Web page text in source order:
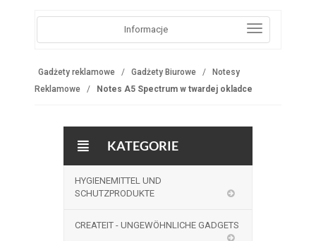
Informacje
Gadżety reklamowe Gadżety Biurowe
Notesy
Reklamowe
Notes A5 Spectrum w twardej okladce
KATEGORIE
HYGIENEMITTEL UND
SCHUTZPRODUKTE
CREATEIT - UNGEWÖHNLICHE GADGETS